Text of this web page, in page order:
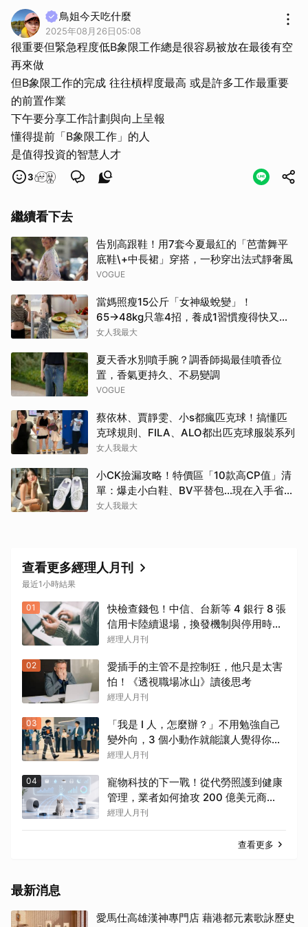
行政人員的身上，因為她正幫大家善後了一件緊急大案，然
而這件功勞不會回饋到行政人員身上，要是論功行賞是失職
的A或B象限的精英無功受祿，若是要懲罰耽誤，他們又能
舉證曾經因為C象限行政人員的職責單位工作，行政人員沒
遭受懲處實屬慶幸了。故在組織管理上，A和B象限掉落陷
入C在淪入D，遇上不擺爛的C，重回A或B，而C去到了A或
B可能遭受陷害淪入D返C或是離開。而那些A或B會出現爛
循環。
鳥姐今天吃什麼
2025年08月26日05:08
很重要但緊急程度低B象限工作總是很容易被放在最後有空
再來做
但B象限工作的完成 往往槓桿度最高 或是許多工作最重要
的前置作業
下午要分享工作計劃與向上呈報
懂得提前「B象限工作」的人
是值得投資的智慧人才
3
繼續看下去
告別高跟鞋！用7套今夏最紅的「芭蕾舞平
底鞋\+中長裙」穿搭，一秒穿出法式靜奢風
VOGUE
當媽照瘦15公斤「女神級蛻變」！
65→48kg只靠4招，養成1習慣瘦得快又不
復胖
女人我最大
夏天香水別噴手腕？調香師揭最佳噴香位
置，香氣更持久、不易變調
VOGUE
蔡依林、賈靜雯、小s都瘋匹克球！搞懂匹
克球規則、FILA、ALO都出匹克球服裝系列
女人我最大
小CK撿漏攻略！特價區「10款高CP值」清
單：爆走小白鞋、BV平替包…現在入手省一
筆
女人我最大
查看更多經理人月刊
最近1小時結果
01
快檢查錢包！中信、台新等 4 銀行 8 張
信用卡陸續退場，換發機制與停用時間
一次看
經理人月刊
02
愛插手的主管不是控制狂，他只是太害
怕！《透視職場冰山》讀後思考
經理人月刊
03
「我是 I 人，怎麼辦？」不用勉強自己
變外向，3 個小動作就能讓人覺得你很
好聊
經理人月刊
04
寵物科技的下一戰！從代勞照護到健康
管理，業者如何搶攻 200 億美元商
機？
經理人月刊
查看更多
最新消息
愛馬仕高雄漢神專門店 藉港都元素歌詠歷史